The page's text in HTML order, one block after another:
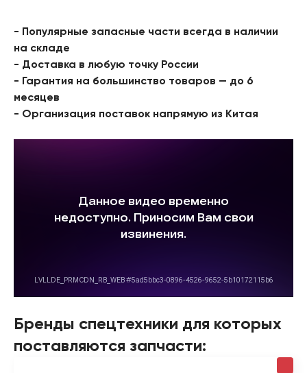
- Популярные запасные части всегда в наличии
на складе
- Доставка в любую точку России
- Гарантия на большинство товаров — до 6
месяцев
- Организация поставок напрямую из Китая
Бренды спецтехники для которых
поставляются запчасти: